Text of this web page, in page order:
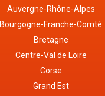
Auvergne-Rhône-Alpes
Bourgogne-Franche-Comté
Bretagne
Centre-Val de Loire
Corse
Grand Est